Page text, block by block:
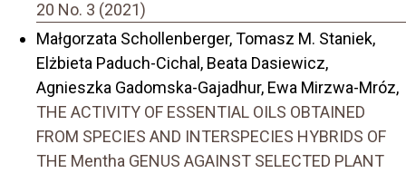
20 No. 3 (2021)
Małgorzata Schollenberger, Tomasz M. Staniek,
Elżbieta Paduch-Cichal, Beata Dasiewicz,
Agnieszka Gadomska-Gajadhur, Ewa Mirzwa-Mróz,
THE ACTIVITY OF ESSENTIAL OILS OBTAINED
FROM SPECIES AND INTERSPECIES HYBRIDS OF
THE Mentha GENUS AGAINST SELECTED PLANT